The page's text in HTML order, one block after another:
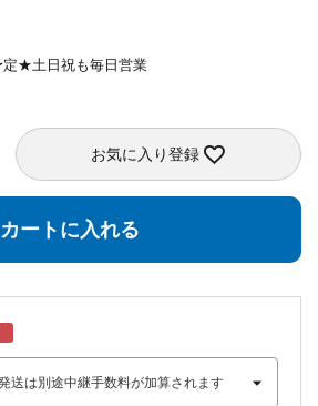
定★土日祝も毎日営業
お気に入り登録
カートに入れる